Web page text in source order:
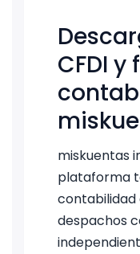
CFDI
miskuentas
plataforma
contabilidad
despachos